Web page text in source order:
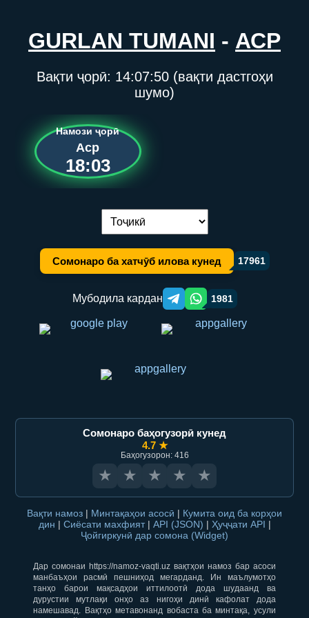
GURLAN TUMANI - АСР
Вақти ҷорӣ: 14:07:50(вақти дастгоҳи
шумо)
Намози ҷорӣ
Аср
18:03
Иваз кардани забон:
Сомонаро ба хатчӯб илова кунед 17961
Мубодила кардан Telegram orqali ulashish
WhatsApp orqali ulashish
1981
Сомонаро баҳогузорӣ кунед
4.7 ★
Баҳогузорон: 416
★ ★ ★ ★ ★
Вақти намоз | Минтақаҳои асосӣ | Кумита оид ба корҳои
дин | Сиёсати махфият | API (JSON) | Ҳуҷҷати API |
Ҷойгиркунӣ дар сомона (Widget)
Дар сомонаи https://namoz-vaqti.uz вақтҳои намоз бар асоси
манбаъҳои расмӣ пешниҳод мегарданд. Ин маълумотҳо
танҳо барои мақсадҳои иттилоотӣ дода шудаанд ва
дурустии мутлақи онҳо аз нигоҳи динӣ кафолат дода
намешавад. Вақтҳо метавонанд вобаста ба минтақа, усули